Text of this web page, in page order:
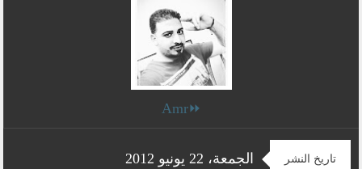
⏩Amr
تاريخ النشر الجمعة، 22 يونيو 2012